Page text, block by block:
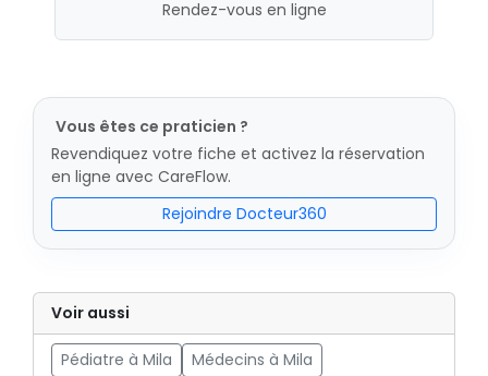
Rendez-vous en ligne
Vous êtes ce praticien ?
Revendiquez votre fiche et activez la réservation
en ligne avec CareFlow.
Rejoindre Docteur360
Voir aussi
Pédiatre à Mila Médecins à Mila